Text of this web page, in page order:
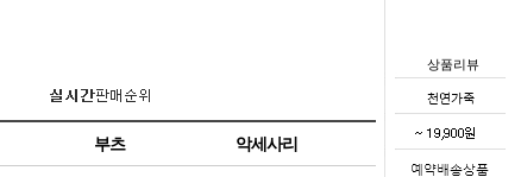
상품리뷰
부츠 악세사리